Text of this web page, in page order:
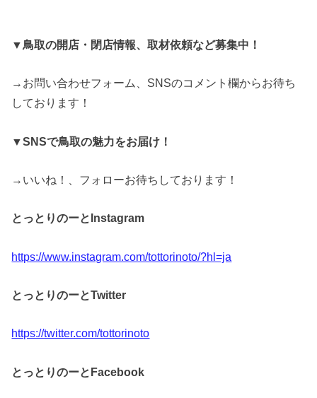
▼鳥取の開店・閉店情報、取材依頼など募集中！
→お問い合わせフォーム、SNSのコメント欄からお待ち
しております！
▼SNSで鳥取の魅力をお届け！
→いいね！、フォローお待ちしております！
とっとりのーとInstagram
https://www.instagram.com/tottorinoto/?hl=ja
とっとりのーとTwitter
https://twitter.com/tottorinoto
とっとりのーとFacebook